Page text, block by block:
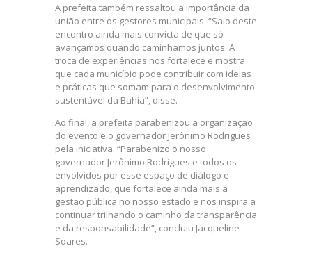
A prefeita também ressaltou a importância da
união entre os gestores municipais. “Saio deste
encontro ainda mais convicta de que só
avançamos quando caminhamos juntos. A
troca de experiências nos fortalece e mostra
que cada município pode contribuir com ideias
e práticas que somam para o desenvolvimento
sustentável da Bahia”, disse.
Ao final, a prefeita parabenizou a organização
do evento e o governador Jerônimo Rodrigues
pela iniciativa. “Parabenizo o nosso
governador Jerônimo Rodrigues e todos os
envolvidos por esse espaço de diálogo e
aprendizado, que fortalece ainda mais a
gestão pública no nosso estado e nos inspira a
continuar trilhando o caminho da transparência
e da responsabilidade”, concluiu Jacqueline
Soares.